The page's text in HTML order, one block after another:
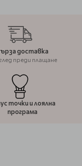
доставка
преди плащане
точки и лоялна
програма